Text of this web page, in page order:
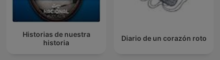
Historias de nuestra
historia
Diario de un corazón roto